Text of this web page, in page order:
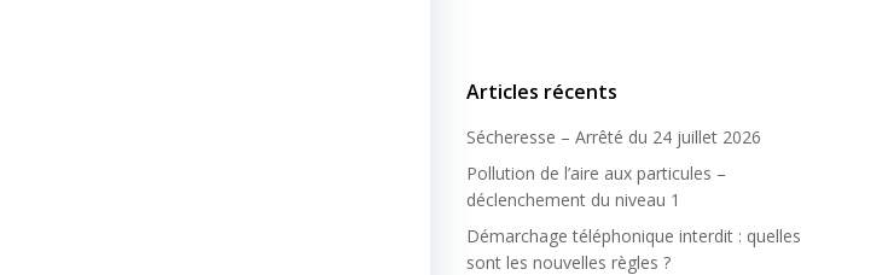
Articles récents
Sécheresse – Arrêté du 24 juillet 2026
Pollution de l’aire aux particules –
déclenchement du niveau 1
Démarchage téléphonique interdit : quelles
sont les nouvelles règles ?